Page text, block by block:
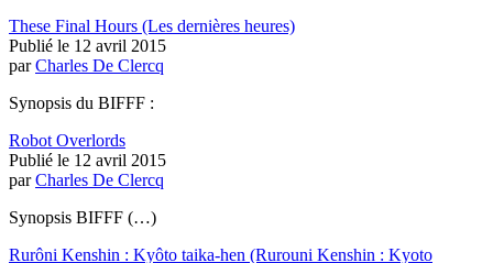
These Final Hours (Les dernières heures)
Publié le 12 avril 2015
parCharles De Clercq
Synopsis du BIFFF :
Robot Overlords
Publié le 12 avril 2015
parCharles De Clercq
Synopsis BIFFF (…)
Rurôni Kenshin : Kyôto taika-hen (Rurouni Kenshin : Kyoto